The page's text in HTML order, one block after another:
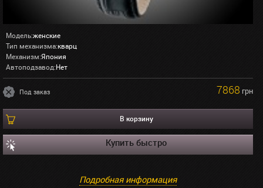
Модель:женские
Тип механизма:кварц
Механизм:Япония
Автоподзавод:Нет
Под заказ 7868 грн
В корзину
Купить быстро
Подробная информация